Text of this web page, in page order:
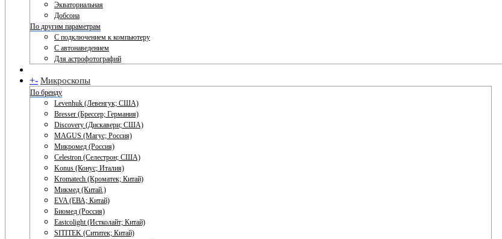
Экваториальная
Добсона
По другим параметрам
С подключением к компьютеру
С автонаведением
Для астрофотографий
+- Микроскопы
По бренду
Levenhuk (Левенгук; США)
Bresser (Брессер; Германия)
Discovery (Дискавери; США)
MAGUS (Магус; Россия)
Микромед (Россия)
Celestron (Селестрон; США)
Konus (Конус; Италия)
Kromatech (Кроматек; Китай)
Микмед (Китай.)
EVA (ЕВА; Китай)
Биомед (Россия)
Eastcolight (Истколайт; Китай)
SITITEK (Сититек; Китай)